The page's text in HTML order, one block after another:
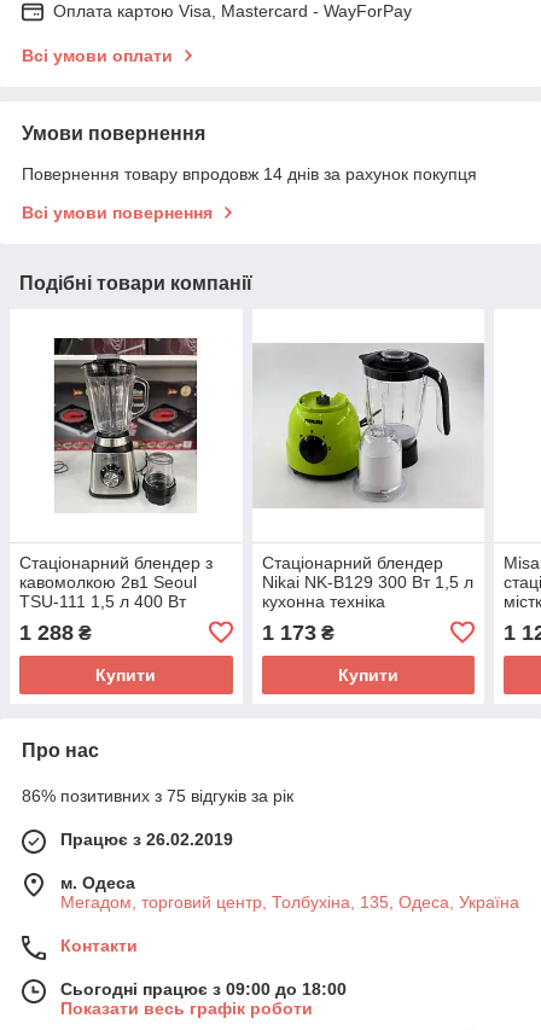
Оплата картою Visa, Mastercard - WayForPay
Всі умови оплати
Умови повернення
Повернення товару впродовж 14 днів за рахунок покупця
Всі умови повернення
Подібні товари компанії
Стаціонарний блендер з
кавомолкою 2в1 Seoul
TSU-111 1,5 л 400 Вт
1 288 ₴
Купити
Стаціонарний блендер
Nikai NK-B129 300 Вт 1,5 л
кухонна техніка
1 173₴
Купити
1
Про нас
86% позитивних з 75 відгуків за рік
Працює з 26.02.2019
м. Одеса
Мегадом, торговий центр, Толбухіна, 135, Одеса, Україна
Контакти
Сьогодні працює з 09:00 до 18:00
Показати весь графік роботи